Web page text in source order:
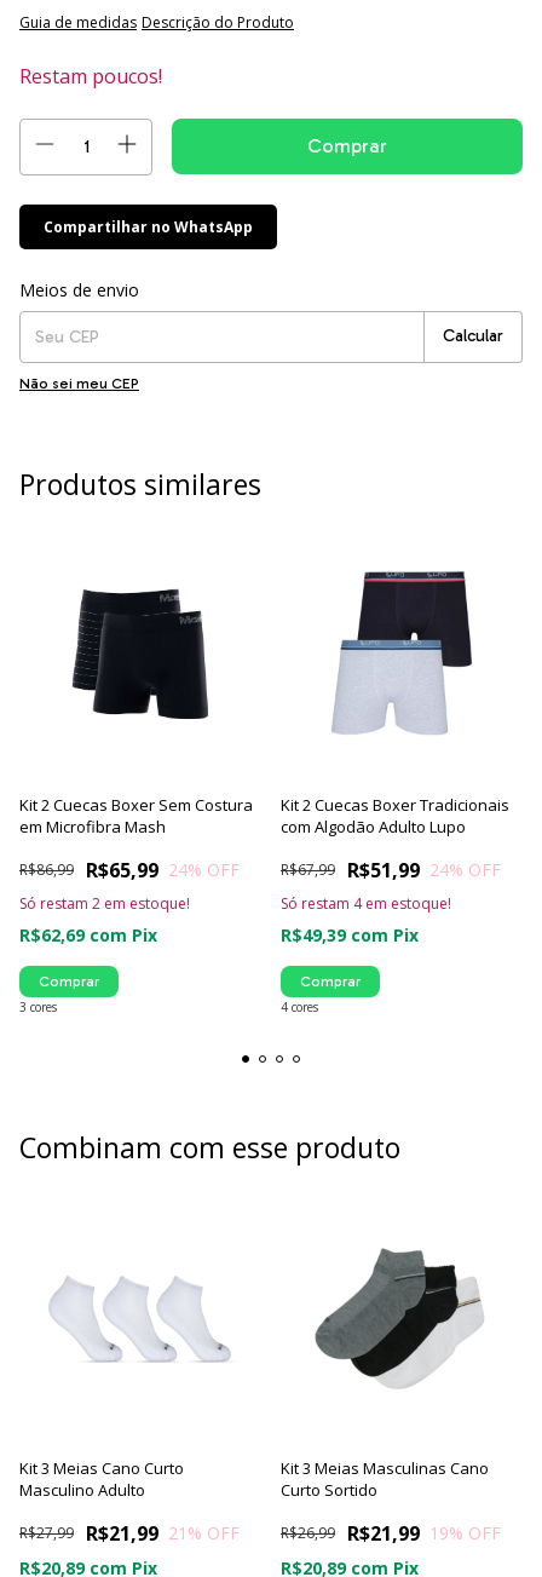
Guia de medidas Descrição do Produto
Restam poucos!
Compartilhar no WhatsApp
Entregas para o CEP:
Meios de envio
Calcular
Não sei meu CEP
Produtos similares
Kit 2 Cuecas Boxer Sem Costura
em Microfibra Mash
R$65,99
R$86,99 24% OFF
R$62,69 com Pix
Só restam 2 em estoque!
3 cores
Comprar
Kit 2 Cuecas Boxer Tradicionais
com Algodão Adulto Lupo
R$51,99
R$67,99 24% OFF
R$49,39 com Pix
Só restam 4em estoque!
4 cores
Comprar
Combinam com esse produto
Kit 3 Meias Cano Curto
Masculino Adulto
R$21,99
R$27,99 21 % OFF
R$20,89 com Pix
Kit 3 Meias Masculinas Cano
Curto Sortido
R$21,99
R$26,99 19% OFF
R$20,89 com Pix